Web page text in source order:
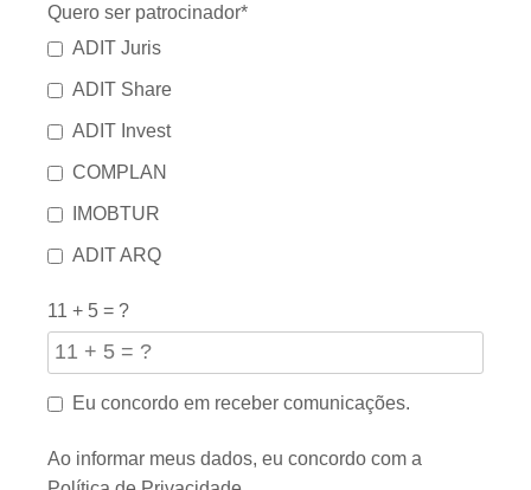
Quero ser patrocinador*
ADIT Juris
ADIT Share
ADIT Invest
COMPLAN
IMOBTUR
ADIT ARQ
11 + 5 = ?
Eu concordo em receber comunicações.
Ao informar meus dados, eu concordo com a